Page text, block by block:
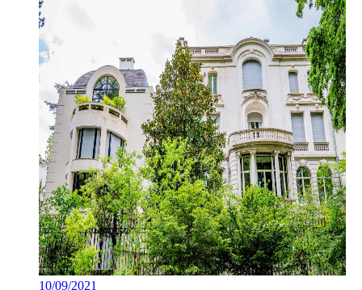
10/09/2021